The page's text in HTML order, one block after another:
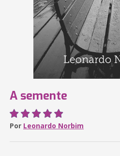
A semente
Por Leonardo Norbim